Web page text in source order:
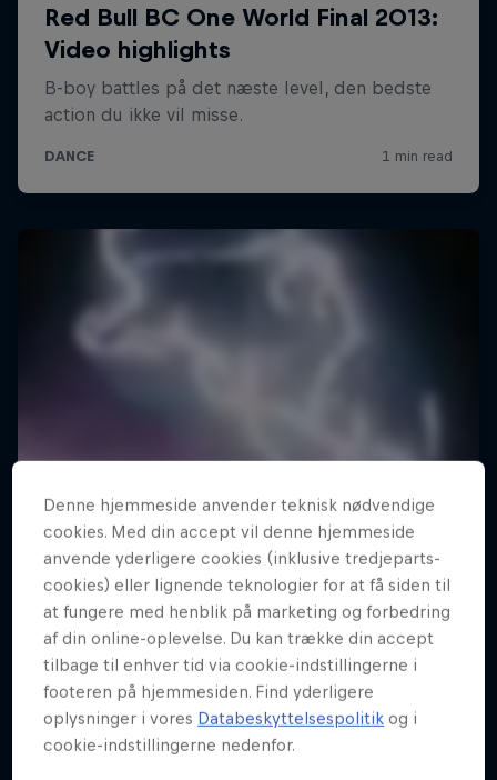
Denne hjemmeside anvender teknisk nødvendige
cookies. Med din accept vil denne hjemmeside
anvende yderligere cookies (inklusive tredjeparts-
cookies) eller lignende teknologier for at få siden til
at fungere med henblik på marketing og forbedring
af din online-oplevelse. Du kan trække din accept
tilbage til enhver tid via cookie-indstillingerne i
footeren på hjemmesiden. Find yderligere
oplysninger i vores Databeskyttelsespolitik og i
cookie-indstillingerne nedenfor.